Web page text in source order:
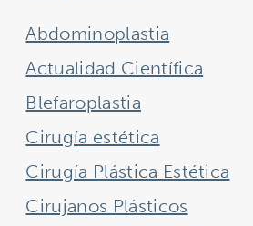
Abdominoplastia
Actualidad Científica
Blefaroplastia
Cirugía estética
Cirugía Plástica Estética
Cirujanos Plásticos